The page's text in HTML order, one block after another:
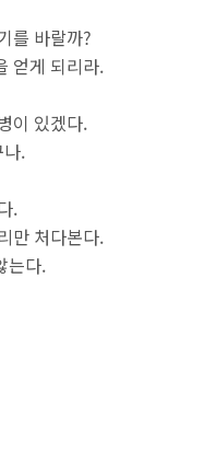
를 바랄까?
얻게 되리라.
이 있겠다.
.
.
만 처다본다.
는다.